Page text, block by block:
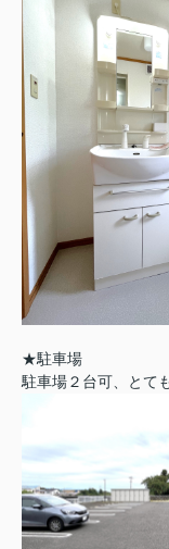
★駐車場
駐車場２台可、とて